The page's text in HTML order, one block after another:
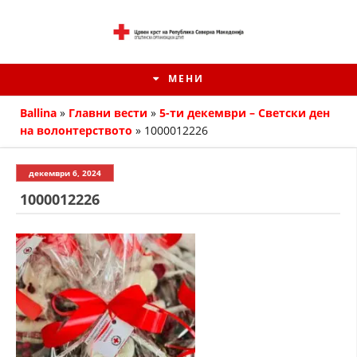
МЕНИ
ИСТОРИЈАТ НА ЦКРМ
ИСТОРИЈАТ НА ДВИЖЕЊЕТО
Ballina » Главни вести » 5-ти декември – Светски ден
на волонтерството » 1000012226
декември 6, 2024
1000012226